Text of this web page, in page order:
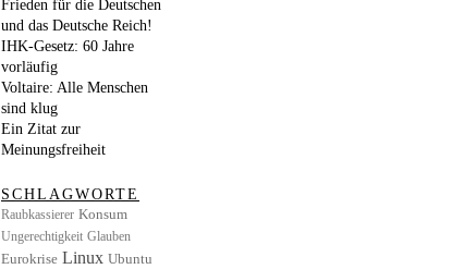
Frieden für die Deutschen
und das Deutsche Reich!
IHK-Gesetz: 60 Jahre
vorläufig
Voltaire: Alle Menschen
sind klug
Ein Zitat zur
Meinungsfreiheit
SCHLAGWORTE
Raubkassierer Konsum
Ungerechtigkeit Glauben
Eurokrise Linux Ubuntu